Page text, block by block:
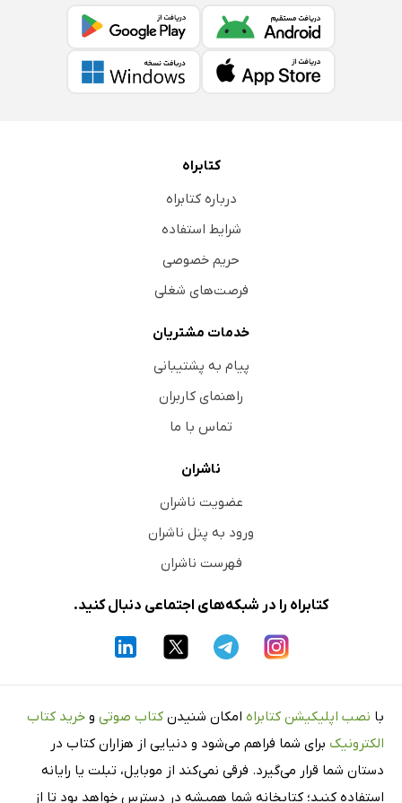
کتابراه
درباره کتابراه
شرایط استفاده
حریم خصوصی
فرصت‌های شغلی
خدمات مشتریان
پیام به پشتیبانی
راهنمای کاربران
تماس با ما
ناشران
عضویت ناشران
ورود به پنل ناشران
فهرست ناشران
کتابراه را در شبکه‌های اجتماعی دنبال کنید.
با نصب اپلیکیشن کتابراه امکان شنیدن کتاب صوتی و خرید کتاب
الکترونیک برای شما فراهم می‌شود و دنیایی از هزاران کتاب در
دستان شما قرار می‌گیرد. فرقی نمی‌کند از موبایل، تبلت یا رایانه
استفاده کنید؛ کتابخانه شما همیشه در دسترس خواهد بود تا از